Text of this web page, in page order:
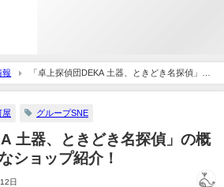
報
「卓上探偵団DEKA 土器、ときどき名探偵」の
介！
屋 グループSNE
土器、ときどき名探偵」の概
ショップ紹介！
日